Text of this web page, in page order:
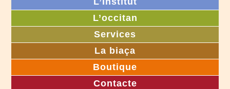
L’occitan
Services
La biaça
Boutique
Contacte